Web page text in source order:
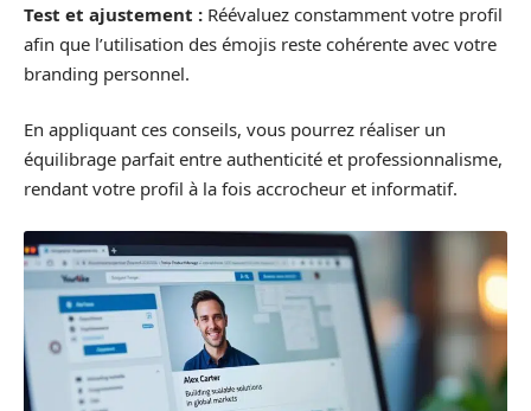
Test et ajustement : Réévaluez constamment votre profil
afin que l’utilisation des émojis reste cohérente avec votre
branding personnel.
En appliquant ces conseils, vous pourrez réaliser un
équilibrage parfait entre authenticité et professionnalisme,
rendant votre profil à la fois accrocheur et informatif.